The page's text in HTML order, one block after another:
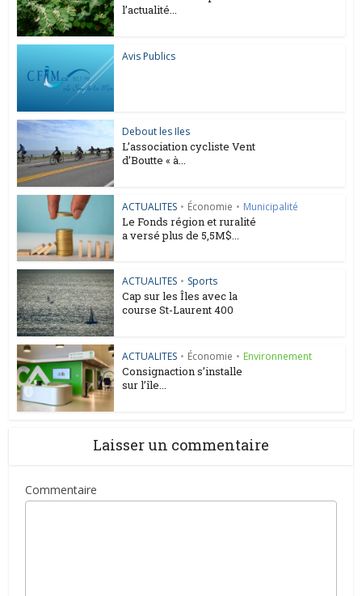
l’actualité...
Avis Publics
Debout les Iles
L’association cycliste Vent
d’Boutte « à...
ACTUALITES • Économie • Municipalité
Le Fonds région et ruralité
a versé plus de 5,5M$...
ACTUALITES • Sports
Cap sur les Îles avec la
course St-Laurent 400
ACTUALITES • Économie • Environnement
Consignaction s’installe
sur l’île...
Laisser un commentaire
Commentaire